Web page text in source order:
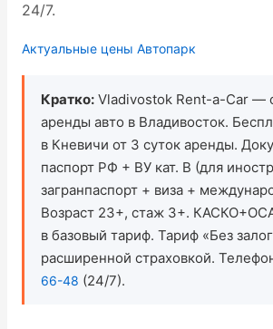
Программа лояльности
Проверить бонусный счёт
Аренда для юридических лиц
Оплата
Контакты
24/7.
Актуальные цены Автопарк
Кратко: Vladivostok Rent-a-Car —
аренды авто в Владивосток.
в Кневичи от 3 суток аренды.
паспорт РФ + ВУ кат. B (для
загранпаспорт + виза +
Возраст 23+, стаж 3+.
в базовый тариф. Тариф «Без
расширенной страховкой.
66-48 (24/7).